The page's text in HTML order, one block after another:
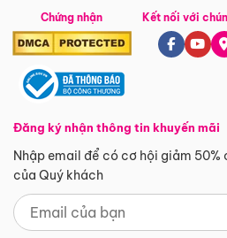
Chứng nhận
Đăng ký nhận thông tin khuyến mãi
Nhập email để có cơ hội giảm
của Quý khách
Kết nối với